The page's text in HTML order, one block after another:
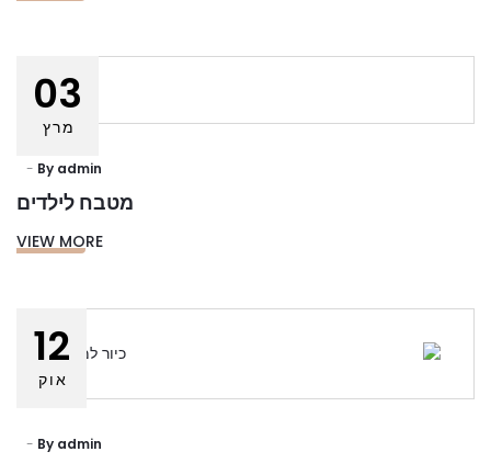
03
מרץ
By admin
מטבח לילדים
VIEW MORE
12
אוק
By admin